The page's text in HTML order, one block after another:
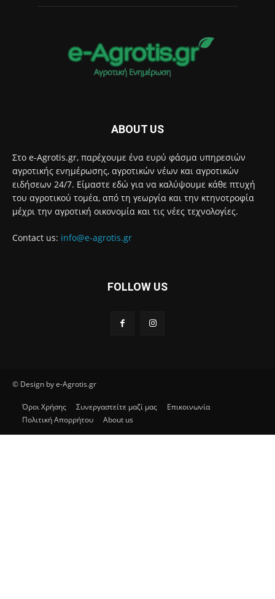
ABOUT US
Στο e-Agrotis.gr, παρέχουμε ένα ευρύ φάσμα υπηρεσιών
αγροτικής ενημέρωσης, αγροτικών νέων και αγροτικών
ειδήσεων 24/7. Είμαστε εδώ για να καλύψουμε κάθε πτυχή
του αγροτικού τομέα, από τη γεωργία και την κτηνοτροφία
μέχρι την αγροτική οικονομία και τις νέες τεχνολογίες.
Contact us: info@e-agrotis.gr
FOLLOW US
© Design by e-Agrotis.gr
Όροι Χρήσης Συνεργαστείτε μαζί μας
Επικοινωνία
Πολιτική Απορρήτου
About us